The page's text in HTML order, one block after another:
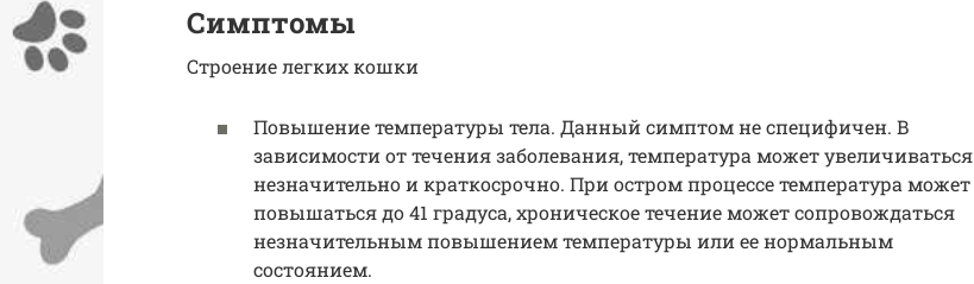
Симптомы
Строение легких кошки
Повышение температуры тела. Данный симптом не специфичен. В
зависимости от течения заболевания, температура может увеличиваться
незначительно и краткосрочно. При остром процессе температура может
повышаться до 41 градуса, хроническое течение может сопровождаться
незначительным повышением температуры или ее нормальным
состоянием.